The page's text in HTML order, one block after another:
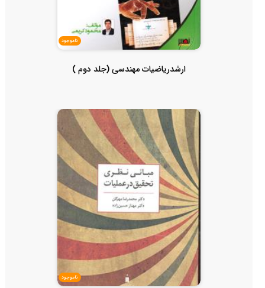
ناموجود
ارشدریاضیات مهندسی (جلد دوم )
ناموجود